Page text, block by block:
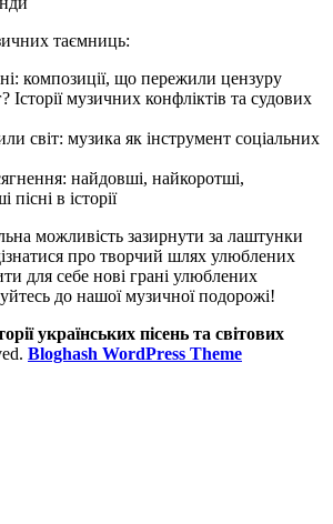
таємниць:
композиції, що пережили цензуру
Історії музичних конфліктів та судових
світ: музика як інструмент соціальних
найдовші, найкоротші,
в історії
можливість зазирнути за лаштунки
про творчий шлях улюблених
для себе нові грані улюблених
до нашої музичної подорожі!
українських пісень та світових
Bloghash WordPress Theme